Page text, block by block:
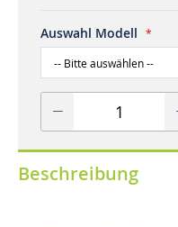
Auswahl Modell
Beschreibung